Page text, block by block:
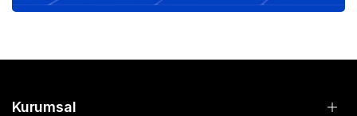
Kurumsal